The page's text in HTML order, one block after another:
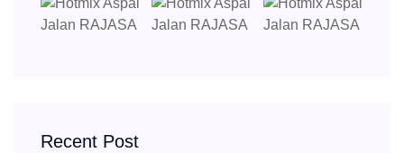
Recent Post